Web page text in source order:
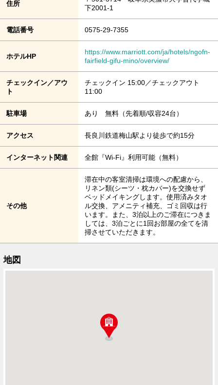
住所
下2001-1
電話番号 0575-29-7355
ホテルHP
https://www.marriott.com/ja/hotels/ngofn-
fairfield-gifu-mino/overview/
チェックイン／アウ
ト
チェックイン 15:00／チェックアウト
11:00
駐車場 あり 無料（先着順/収容24台）
アクセス 長良川鉄道梅山駅より徒歩で約15分
インターネット関連 全館『Wi-Fi』利用可能（無料）
その他
滞在中の客室清掃は環境への配慮から、
リネン類(シーツ・枕カバー)を交換せず
ベッドメイキングします。使用済みタオ
ル交換、アメニティ補充、ゴミ回収は行
います。また、3泊以上のご滞在につきま
しては、3泊ごとに1回お部屋の全てを清
掃させていただきます。
地図